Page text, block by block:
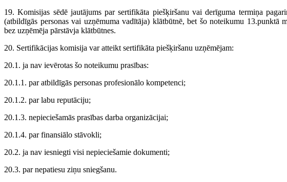
19. Komisijas sēdē jautājums par sertifikāta piešķiršanu vai derīguma termiņa
(atbildīgās personas vai uzņēmuma vadītāja) klātbūtnē, bet šo noteikumu 13.punktā
bez uzņēmēja pārstāvja klātbūtnes.
20. Sertifikācijas komisija var atteikt sertifikāta piešķiršanu uzņēmējam:
20.1. ja nav ievērotas šo noteikumu prasības:
20.1.1. par atbildīgās personas profesionālo kompetenci;
20.1.2. par labu reputāciju;
20.1.3. nepieciešamās prasības darba organizācijai;
20.1.4. par finansiālo stāvokli;
20.2. ja nav iesniegti visi nepieciešamie dokumenti;
20.3. par nepatiesu ziņu sniegšanu.